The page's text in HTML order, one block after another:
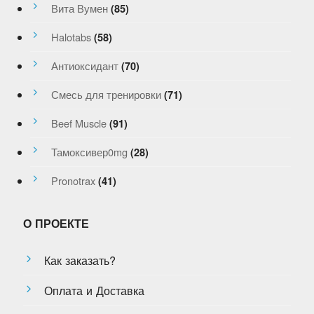
Вита Вумен (85)
Halotabs (58)
Антиоксидант (70)
Смесь для тренировки (71)
Beef Muscle (91)
Тамоксивер0mg (28)
Pronotrax (41)
О ПРОЕКТЕ
Как заказать?
Оплата и Доставка